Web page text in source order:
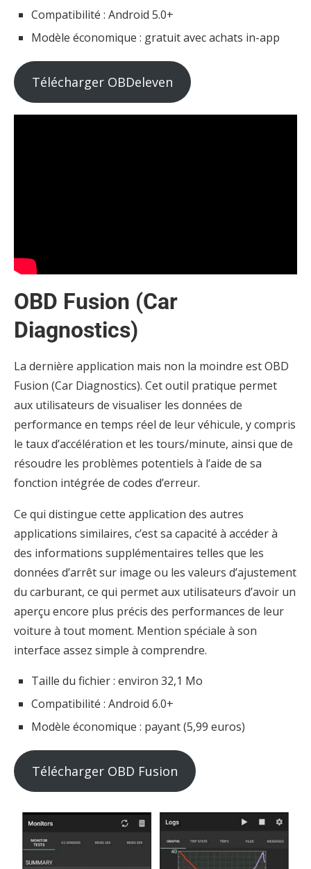
Compatibilité : Android 5.0+
Modèle économique : gratuit avec achats in-app
Télécharger OBDeleven
OBD Fusion (Car
Diagnostics)
La dernière application mais non la moindre est OBD
Fusion (Car Diagnostics). Cet outil pratique permet
aux utilisateurs de visualiser les données de
performance en temps réel de leur véhicule, y compris
le taux d’accélération et les tours/minute, ainsi que de
résoudre les problèmes potentiels à l’aide de sa
fonction intégrée de codes d’erreur.
Ce qui distingue cette application des autres
applications similaires, c’est sa capacité à accéder à
des informations supplémentaires telles que les
données d’arrêt sur image ou les valeurs d’ajustement
du carburant, ce qui permet aux utilisateurs d’avoir un
aperçu encore plus précis des performances de leur
voiture à tout moment. Mention spéciale à son
interface assez simple à comprendre.
Taille du fichier : environ 32,1 Mo
Compatibilité : Android 6.0+
Modèle économique : payant (5,99 euros)
Télécharger OBD Fusion